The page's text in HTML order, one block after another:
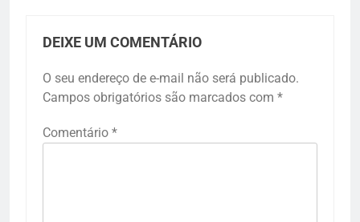
DEIXE UM COMENTÁRIO
O seu endereço de e-mail não será publicado.
Campos obrigatórios são marcados com *
Comentário *